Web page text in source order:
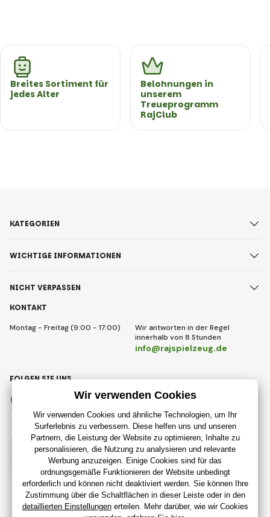
Breites Sortiment für
jedes Alter
Belohnungen in
unserem
Treueprogramm
RajClub
KONTAKT
Montag - Freitag (9:00 - 17:00)
Wir antworten in der Regel
innerhalb von 8 Stunden
info@rajspielzeug.de
KATEGORIEN
WICHTIGE INFORMATIONEN
NICHT VERPASSEN
Deutsch
FOLGEN SIE UNS
Instagram